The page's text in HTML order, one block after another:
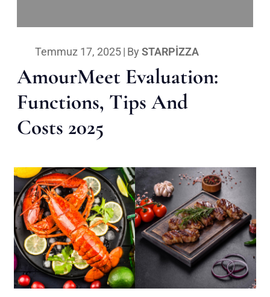
Temmuz 17, 2025| By STARPIZZA
AmourMeet Evaluation:
Functions, Tips And
Costs 2025